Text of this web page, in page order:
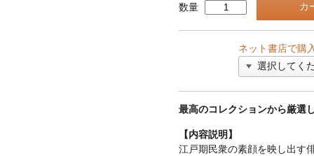
数量
ネット書店で購
最高のコレクションから厳選
【内容説明】
江戸期民衆の素顔を映し出す